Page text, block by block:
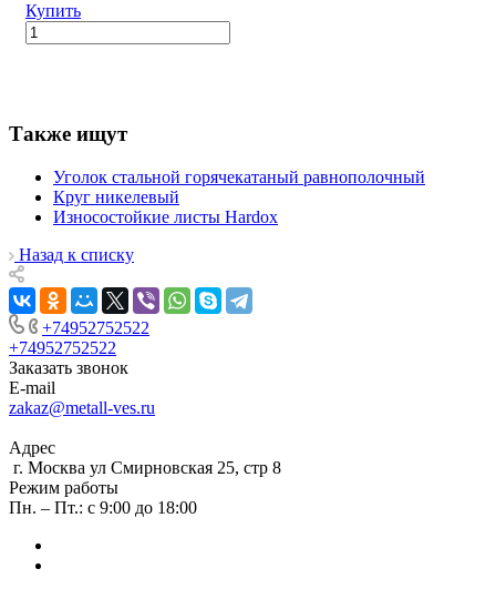
Купить
Также ищут
Уголок стальной горячекатаный равнополочный
Круг никелевый
Износостойкие листы Hardox
Назад к списку
+74952752522
+74952752522
Заказать звонок
E-mail
zakaz@metall-ves.ru
Адрес
г. Москва ул Смирновская 25, стр 8
Режим работы
Пн. – Пт.: с 9:00 до 18:00